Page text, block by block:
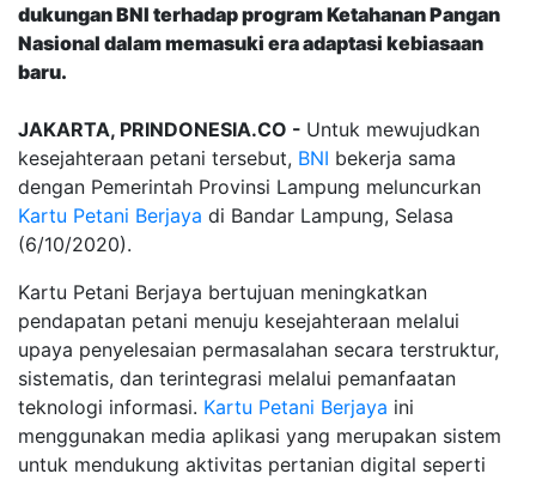
dukungan BNI terhadap program Ketahanan Pangan
Nasional dalam memasuki era adaptasi kebiasaan
baru.
JAKARTA, PRINDONESIA.CO - Untuk mewujudkan
kesejahteraan petani tersebut, BNI bekerja sama
dengan Pemerintah Provinsi Lampung meluncurkan
Kartu Petani Berjaya di Bandar Lampung, Selasa
(6/10/2020).
Kartu Petani Berjaya bertujuan meningkatkan
pendapatan petani menuju kesejahteraan melalui
upaya penyelesaian permasalahan secara terstruktur,
sistematis, dan terintegrasi melalui pemanfaatan
teknologi informasi. Kartu Petani Berjaya ini
menggunakan media aplikasi yang merupakan sistem
untuk mendukung aktivitas pertanian digital seperti